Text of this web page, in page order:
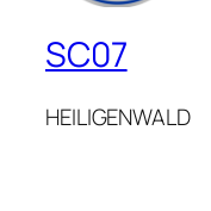
SC07
HEILIGENWALD